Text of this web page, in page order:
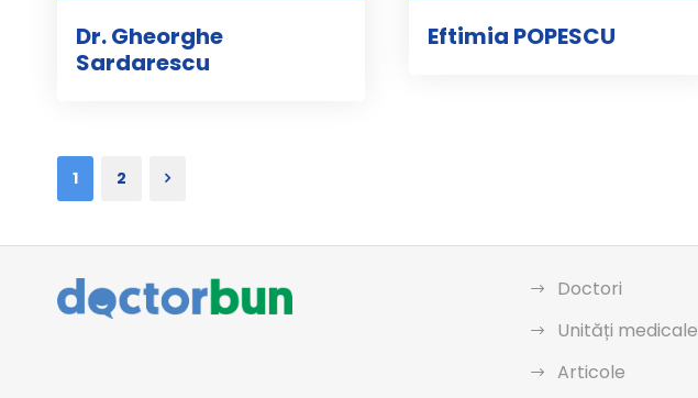
Dr. Gheorghe
Sardarescu
Eftimia POPESCU
1 2
Doctori
Unități medicale
Articole